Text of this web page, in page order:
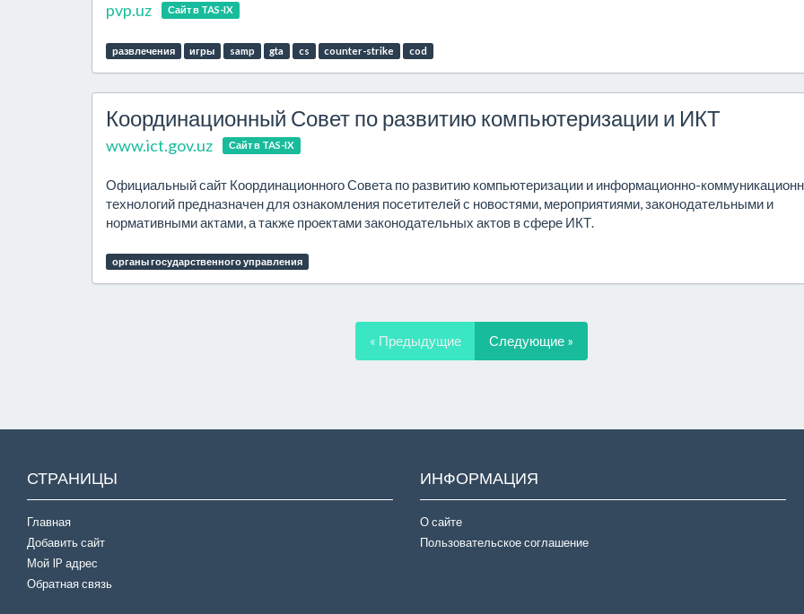
pvp.uz Сайт в TAS-IX
развлечения игры samp gta cs counter-strike cod
Координационный Совет по развитию компьютеризации и ИКТ
www.ict.gov.uz Сайт в TAS-IX
Официальный сайт Координационного Совета по развитию компьютеризации и информационно-
технологий предназначен для ознакомления посетителей с новостями, мероприятиями, законодательными и
нормативными актами, а также проектами законодательных актов в сфере ИКТ.
органы государственного управления
« Предыдущие Следующие »
СТРАНИЦЫ
Главная
Добавить сайт
Мой IP адрес
Обратная связь
ИНФОРМАЦИЯ
О сайте
Пользовательское соглашение